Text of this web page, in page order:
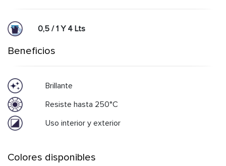
0,5 / 1 Y 4 Lts
Beneficios
Brillante
Resiste hasta 250°C
Uso interior y exterior
Colores disponibles